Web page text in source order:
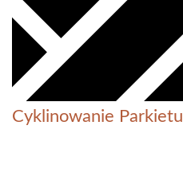
Cyklinowanie Parkietu